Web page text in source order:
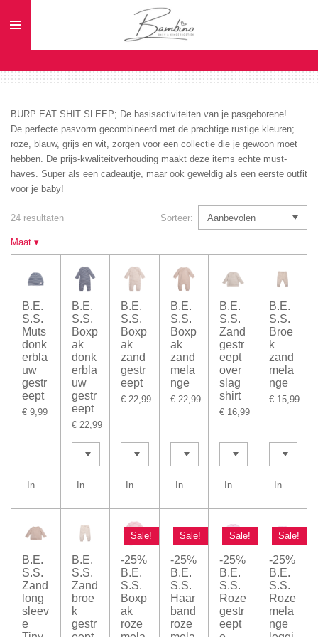
direct
hoofdinhoud
BURP EAT SHIT SLEEP; De basisactiviteiten van je pasgeborene!
De perfecte pasvorm gecombineerd met de prachtige rustige kleuren;
roze, blauw, grijs en wit, zorgen voor een collectie die je gewoon moet
hebben. De prijs-kwaliteitverhouding maakt deze items echte must-
haves. Super als een cadeautje, maar ook geweldig als een eerste outfit
voor je baby!
24 resultaten Sorteer:
Maat ▾
B.E.
S.S.
Muts
donk
erbla
uw
gestr
eept
€ 9,99
In winkelwagen
B.E.
S.S.
Boxp
ak
donk
erbla
uw
gestr
eept
€ 22,99
In winkelwagen
B.E.
S.S.
Boxp
ak
zand
gestr
eept
€ 22,99
In winkelwagen
B.E.
S.S.
Boxp
ak
zand
mela
nge
€ 22,99
In winkelwagen
B.E.
S.S.
Zand
gestr
eept
over
slag
shirt
€ 16,99
In winkelwagen
B.E.
S.S.
Broe
k
zand
mela
nge
€ 15,99
In
B.E.
S.S.
Zand
long
sleev
e
B.E.
S.S.
Zand
broe
k
gestr
Sale!
-25%
B.E.
S.S.
Boxp
ak
roze
Sale!
-25%
B.E.
S.S.
Haar
band
roze
Sale!
-25%
B.E.
S.S.
Roze
gestr
eept
Sale!
-25%
B.E.
S.S.
Roze
mela
nge